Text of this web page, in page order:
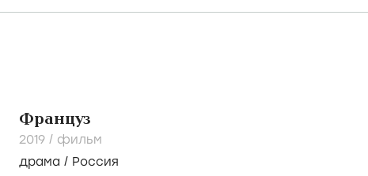
Француз
2019 / фильм
драма / Россия